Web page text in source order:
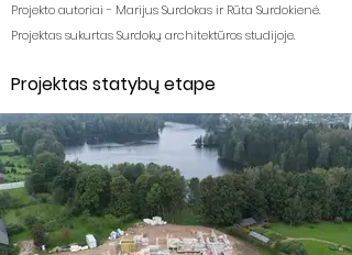
Projekto autoriai - Marijus Surdokas ir Rūta Surdokienė.
Projektas sukurtas Surdokų architektūros studijoje.
Projektas statybų etape